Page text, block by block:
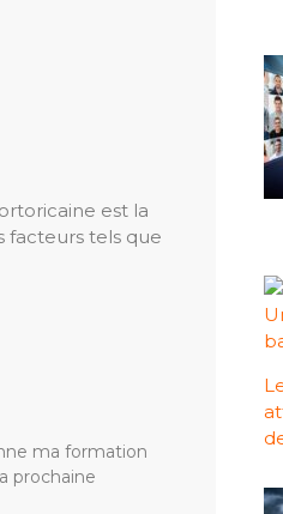
est la
facteurs tels que
ma formation
prochaine